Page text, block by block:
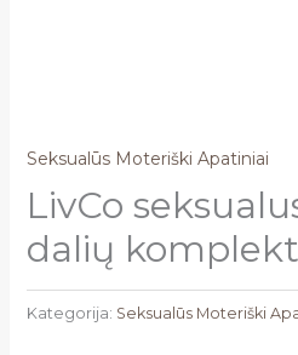
Seksualūs Moteriški Apatiniai
LivCo
dalių
Kategorija: Seksualūs Moteriški